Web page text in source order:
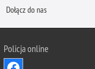
Dołącz do nas
Policja online